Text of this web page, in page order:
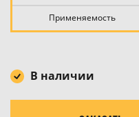
Применяемость
В наличии